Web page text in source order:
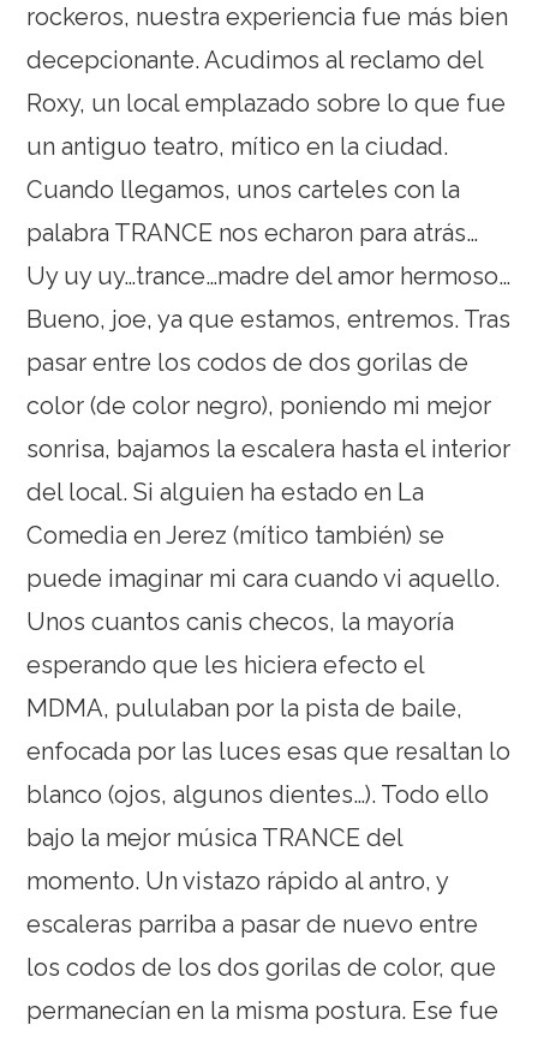
rockeros, nuestra experiencia fue más bien
decepcionante. Acudimos al reclamo del
Roxy, un local emplazado sobre lo que fue
un antiguo teatro, mítico en la ciudad.
Cuando llegamos, unos carteles con la
palabra TRANCE nos echaron para atrás…
Uy uy uy…trance…madre del amor hermoso…
Bueno, joe, ya que estamos, entremos. Tras
pasar entre los codos de dos gorilas de
color (de color negro), poniendo mi mejor
sonrisa, bajamos la escalera hasta el interior
del local. Si alguien ha estado en La
Comedia en Jerez (mítico también) se
puede imaginar mi cara cuando vi aquello.
Unos cuantos canis checos, la mayoría
esperando que les hiciera efecto el
MDMA, pululaban por la pista de baile,
enfocada por las luces esas que resaltan lo
blanco (ojos, algunos dientes…). Todo ello
bajo la mejor música TRANCE del
momento. Un vistazo rápido al antro, y
escaleras parriba a pasar de nuevo entre
los codos de los dos gorilas de color, que
permanecían en la misma postura. Ese fue